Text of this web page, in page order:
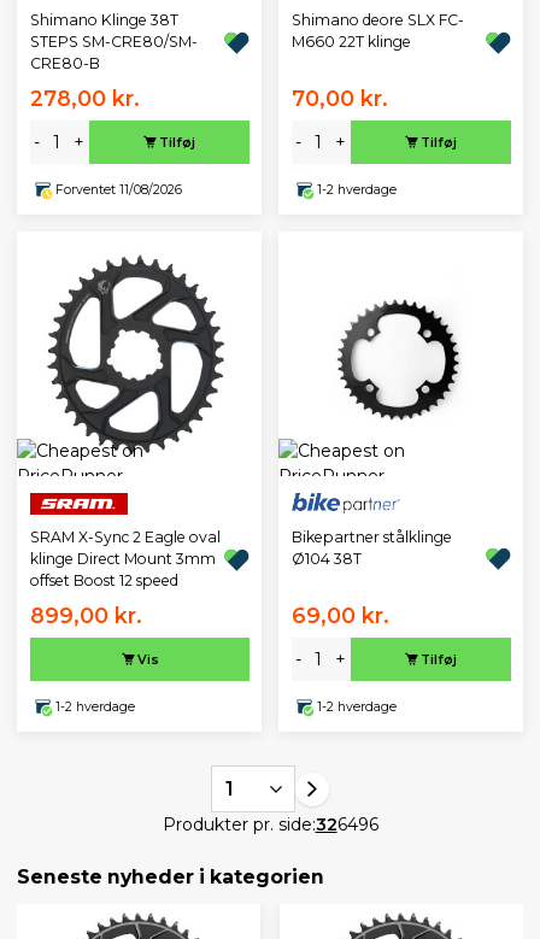
Shimano Klinge 38T
STEPS SM-CRE80/SM-
CRE80-B
278,00 kr.
- + Tilføj
Forventet 11/08/2026
Shimano deore SLX FC-
M660 22T klinge
70,00 kr.
- + Tilføj
1-2 hverdage
SRAM X-Sync 2 Eagle oval
klinge Direct Mount 3mm
offset Boost 12 speed
899,00 kr.
Vis
1-2 hverdage
Bikepartner stålklinge
Ø104 38T
69,00 kr.
- + Tilføj
1-2 hverdage
1
Produkter pr. side:326496
Seneste nyheder i kategorien